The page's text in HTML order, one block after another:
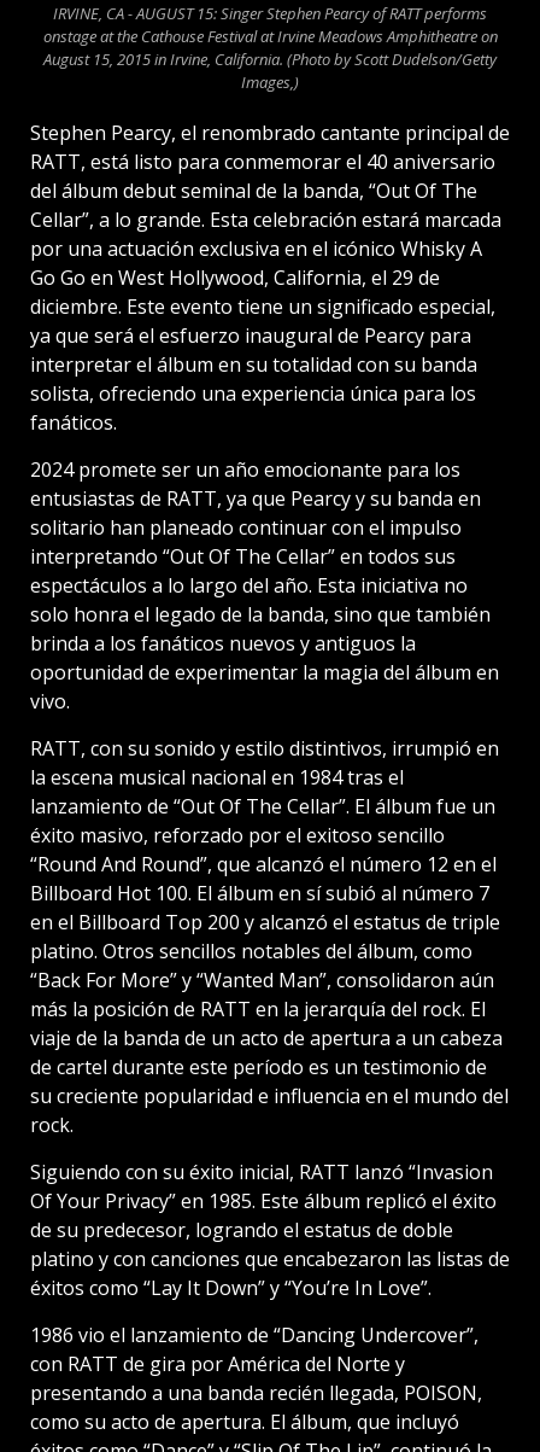
IRVINE, CA - AUGUST 15: Singer Stephen Pearcy of RATT performs
onstage at the Cathouse Festival at Irvine Meadows Amphitheatre on
August 15, 2015 in Irvine, California. (Photo by Scott Dudelson/Getty
Images,)
Stephen Pearcy, el renombrado cantante principal de
RATT, está listo para conmemorar el 40 aniversario
del álbum debut seminal de la banda, “Out Of The
Cellar”, a lo grande. Esta celebración estará marcada
por una actuación exclusiva en el icónico Whisky A
Go Go en West Hollywood, California, el 29 de
diciembre. Este evento tiene un significado especial,
ya que será el esfuerzo inaugural de Pearcy para
interpretar el álbum en su totalidad con su banda
solista, ofreciendo una experiencia única para los
fanáticos.
2024 promete ser un año emocionante para los
entusiastas de RATT, ya que Pearcy y su banda en
solitario han planeado continuar con el impulso
interpretando “Out Of The Cellar” en todos sus
espectáculos a lo largo del año. Esta iniciativa no
solo honra el legado de la banda, sino que también
brinda a los fanáticos nuevos y antiguos la
oportunidad de experimentar la magia del álbum en
vivo.
RATT, con su sonido y estilo distintivos, irrumpió en
la escena musical nacional en 1984 tras el
lanzamiento de “Out Of The Cellar”. El álbum fue un
éxito masivo, reforzado por el exitoso sencillo
“Round And Round”, que alcanzó el número 12 en el
Billboard Hot 100. El álbum en sí subió al número 7
en el Billboard Top 200 y alcanzó el estatus de triple
platino. Otros sencillos notables del álbum, como
“Back For More” y “Wanted Man”, consolidaron aún
más la posición de RATT en la jerarquía del rock. El
viaje de la banda de un acto de apertura a un cabeza
de cartel durante este período es un testimonio de
su creciente popularidad e influencia en el mundo del
rock.
Siguiendo con su éxito inicial, RATT lanzó “Invasion
Of Your Privacy” en 1985. Este álbum replicó el éxito
de su predecesor, logrando el estatus de doble
platino y con canciones que encabezaron las listas de
éxitos como “Lay It Down” y “You’re In Love”.
1986 vio el lanzamiento de “Dancing Undercover”,
con RATT de gira por América del Norte y
presentando a una banda recién llegada, POISON,
como su acto de apertura. El álbum, que incluyó